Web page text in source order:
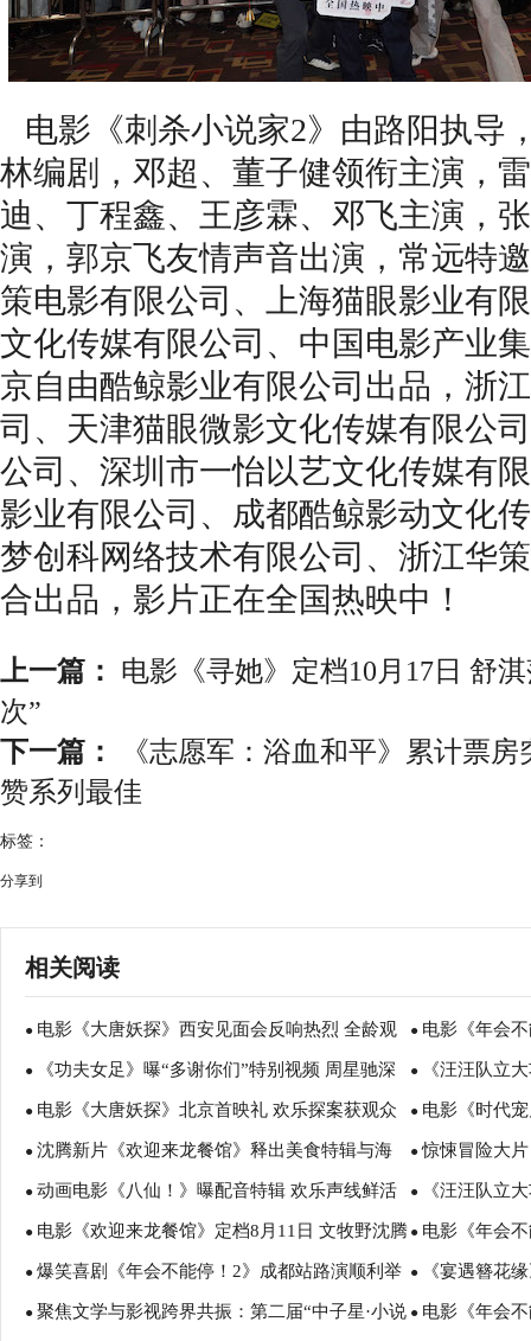
电影《刺杀小说家2》由路阳执导
林编剧，邓超、董子健领衔主演，
迪、丁程鑫、王彦霖、邓飞主演，
演，郭京飞友情声音出演，常远特
策电影有限公司、上海猫眼影业有
文化传媒有限公司、中国电影产业
京自由酷鲸影业有限公司出品，浙
司、天津猫眼微影文化传媒有限公
公司、深圳市一怡以艺文化传媒有
影业有限公司、成都酷鲸影动文化
梦创科网络技术有限公司、浙江华
合出品，影片正在全国热映中！
上一篇： 电影《寻她》定档10月17日 舒
次”
下一篇：
《志愿军：浴血和平》累计票
赞系列最佳
标签：
分享到
相关阅读
● 电影《大唐妖探》西安见面会反响热烈 全龄观
众共赏机关长安城
● 电影《年会
谈会深度研讨
● 《功夫女足》曝“多谢你们”特别视频 周星驰深
情致谢观众 岁月沉淀不灭初心
● 《汪汪队立
影院陪孩子过
● 电影《大唐妖探》北京首映礼 欢乐探案获观众
盛赞：“夯！”
● 电影《时代
诠释爱与宽恕
● 沈腾新片《欢迎来龙餐馆》释出美食特辑与海
报 烟火气中见人情温暖
●惊悚冒险大
瑟薇直面恐龙
● 动画电影《八仙！》曝配音特辑 欢乐声线鲜活
塑造凡人八仙群像
● 《汪汪队立
暑假亲子观影
● 电影《欢迎来龙餐馆》定档8月11日 文牧野沈腾
蒋奇明带中餐闯中东
● 电影《年会
场爆笑不停共
● 爆笑喜剧《年会不能停！2》成都站路演顺利举
行 张若昀白客爆笑整活走心输出
● 《宴遇簪花
美食
● 聚焦文学与影视跨界共振：第二届“中子星·小说 ● 电影《年会